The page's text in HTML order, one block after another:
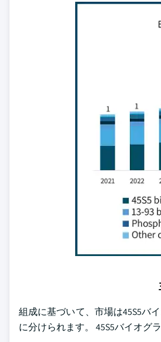
組成に基づいて、市場は45S5バ
に分けられます。 45S5バイオグ